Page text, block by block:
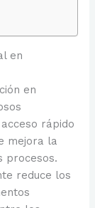
en
en
rápido
mejora la
procesos.
reduce los